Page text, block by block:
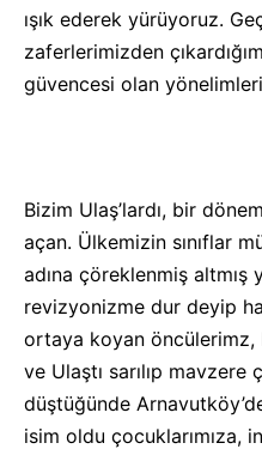
ışık ederek yürüyoruz.
zaferlerimizden
güvencesi olan
Bizim Ulaş’lardı, bir
açan. Ülkemizin sınıflar
adına çöreklenmiş altmış
revizyonizme dur deyip
ortaya koyan öncülerimz,
ve Ulaştı sarılıp mavzere
düştüğünde
isim oldu çocuklarımıza,